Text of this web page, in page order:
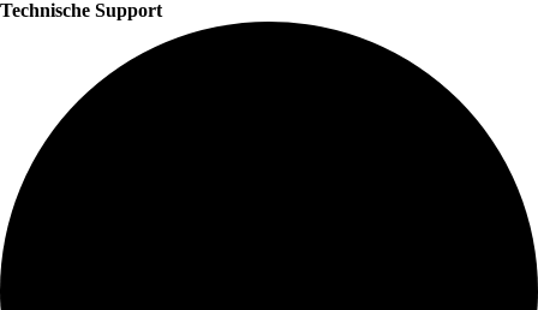
Technische Support